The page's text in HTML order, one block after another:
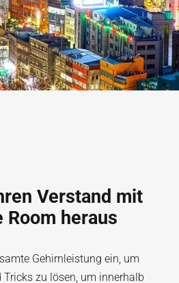
Verstand mit
Room heraus
Gehirnleistung ein, um
Tricks zu lösen, um innerhalb